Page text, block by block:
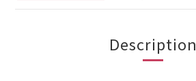
Description